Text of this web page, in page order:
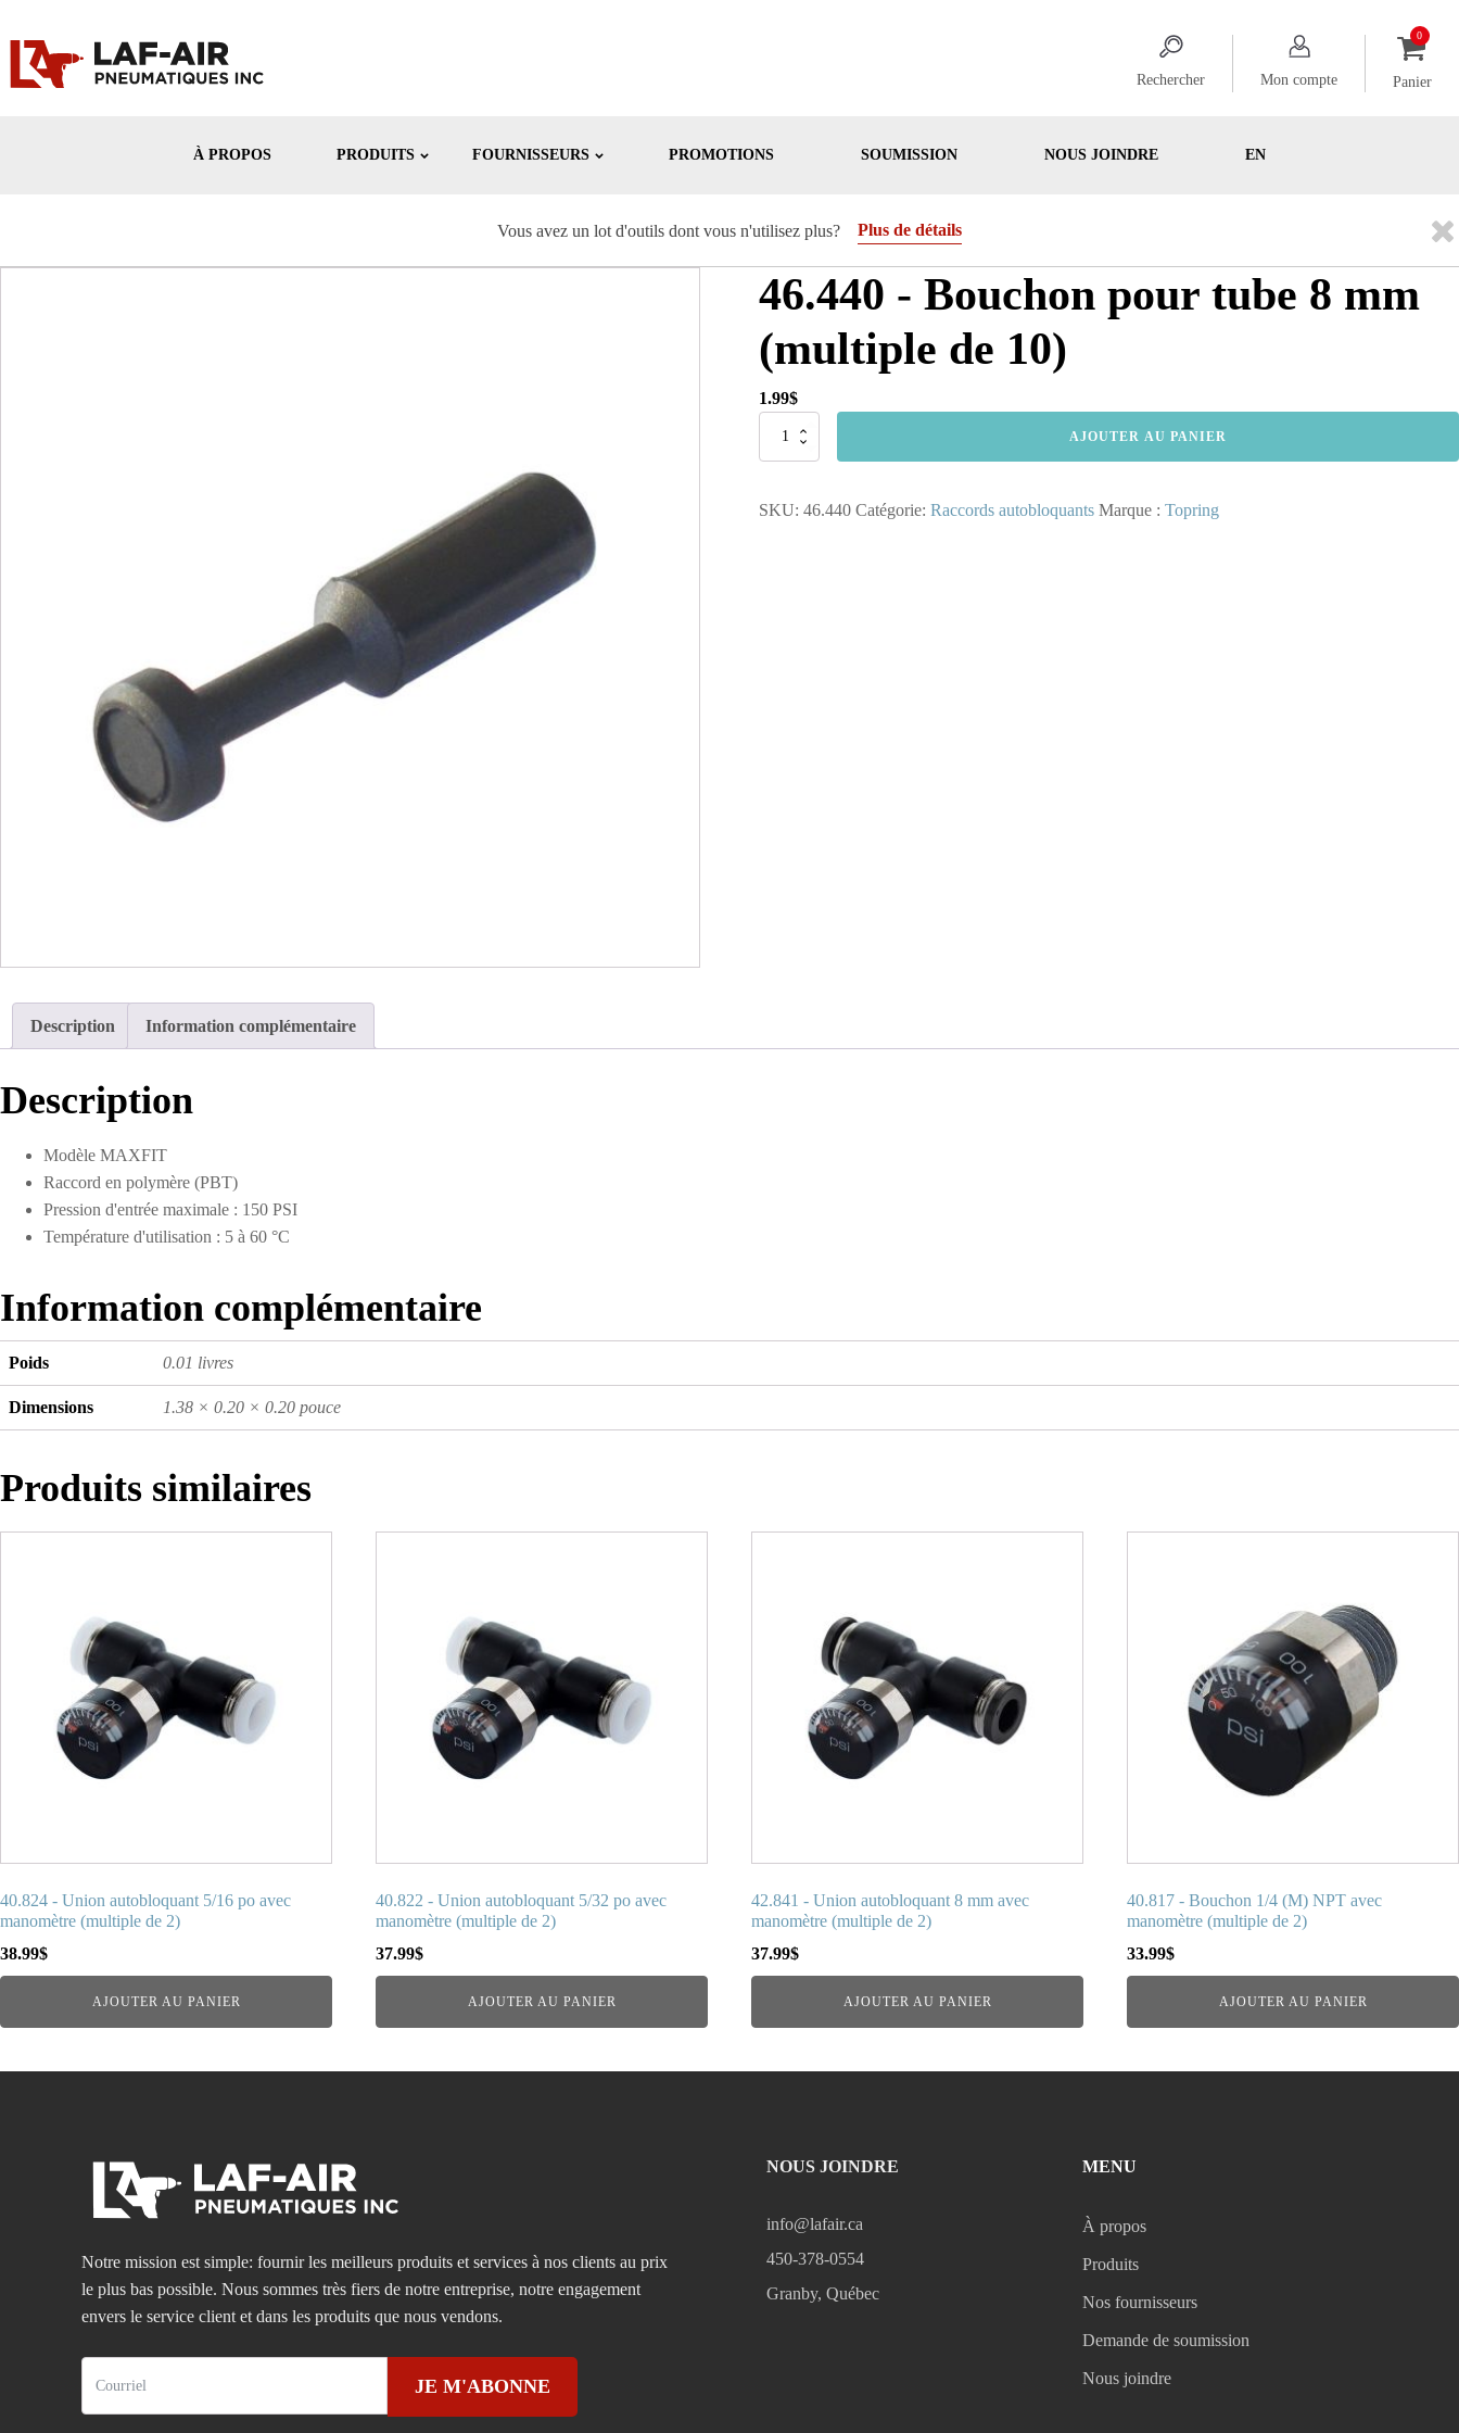
Rechercher Mon compte Panier
À PROPOS PRODUITS FOURNISSEURS PROMOTIONS SOUMISSION NOUS JOINDRE EN
Vous avez un lot d'outils dont vous n'utilisez plus? Plus de détails
46.440 - Bouchon pour tube 8 mm
(multiple de 10)
1.99$
quantité
Bouchon
AJOUTER AU PANIER
SKU: 46.440 Catégorie: Raccords autobloquants Marque : Topring
Description Information complémentaire
Description
Modèle MAXFIT
Raccord en polymère (PBT)
Pression d'entrée maximale : 150 PSI
Température d'utilisation : 5 à 60 °C
Information complémentaire
Poids 0.01 livres
Dimensions 1.38 × 0.20 × 0.20 pouce
Produits similaires
40.824 - Union autobloquant 5/16 po avec
manomètre (multiple de 2)
38.99$
AJOUTER AU PANIER
40.822 - Union autobloquant 5/32 po avec
manomètre (multiple de 2)
37.99$
AJOUTER AU PANIER
42.841 - Union autobloquant 8 mm avec
manomètre (multiple de 2)
37.99$
AJOUTER AU PANIER
40.817 - Bouchon 1/4 (M) NPT avec
manomètre (multiple de 2)
33.99$
AJOUTER AU PANIER
Notre mission est simple: fournir les meilleurs produits et services à nos clients au prix
le plus bas possible. Nous sommes très fiers de notre entreprise, notre engagement
envers le service client et dans les produits que nous vendons.
JE M'ABONNE
NOUS JOINDRE
info@lafair.ca
450-378-0554
Granby, Québec
MENU
À propos
Produits
Nos fournisseurs
Demande de soumission
Nous joindre